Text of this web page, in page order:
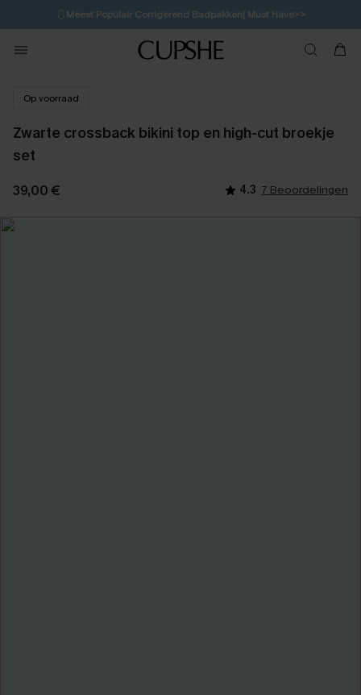
🩱Meest Populair Corrigerend Badpakken| Must Have>>
💌Abonneer je & ontvang tot 15% korting>>
Koop 3, krijg 15% korting | CODE: SW15
Op voorraad
Zwarte crossback bikini top en high-cut broekje
set
39,00 € 4.3 7 Beoordelingen